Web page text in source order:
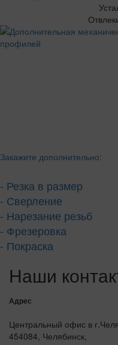
Закажите дополнительно:
- Резка в размер
- Сверление
- Нарезание резьб
- Фрезеровка
- Покраска
Наши
Адрес
Центральный офис в
454084, Челябинск,